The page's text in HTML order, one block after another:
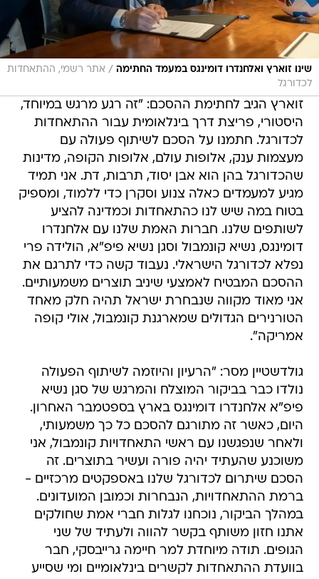
שינו זוארץ ואלחנדרו דומינגס במעמד החתימה / אתר רשמי, ההתאחדות
לכדורגל
זוארץ הגיב לחתימת ההסכם: "זה רגע מרגש במיוחד,
היסטורי, פריצת דרך בינלאומית עבור ההתאחדות
לכדורגל. חתמנו על הסכם לשיתוף פעולה עם
מעצמות ענק, אלופות עולם, אלופות הקופה, מדינות
שהכדורגל בהן הוא אבן יסוד, תרבות, דת. אני תמיד
מגיע למעמדים כאלה צנוע וסקרן כדי ללמוד, ומספיק
בטוח במה שיש לנו כהתאחדות וכמדינה להציע
לשותפים שלנו. חברות האמת שלנו עם אלחנדרו
דומינגס, נשיא קונמבול וסגן נשיא פיפ"א, הולידה פרי
נפלא לכדורגל הישראלי. נעבוד קשה כדי לתרגם את
ההסכם המבטיח לאמצעי שיניב תוצרים משמעותיים.
אני מאוד מקווה שנבחרת ישראל תהיה חלק מאחד
הטורנירים הגדולים שמארגנת קונמבול, אולי קופה
אמריקה".
גולדשטיין מסר: "הרעיון והיוזמה לשיתוף הפעולה
נולדו כבר בביקור המוצלח והמרגש של סגן נשיא
פיפ"א אלחנדרו דומינגס בארץ בספטמבר האחרון.
היום, כאשר זה מתורגם להסכם כל כך משמעותי,
ולאחר שנפגשנו עם ראשי התאחדויות קונמבול, אני
משוכנע שהעתיד יהיה פורה ועשיר בתוצרים. זה
הסכם שיתרום לכדורגל שלנו באספקטים מרכזיים -
ברמת ההתאחדויות, הנבחרות וכמובן המועדונים.
במהלך הביקור, נוכחנו לגלות חברי אמת שחולקים
אתנו חזון משותף בקשר להווה ולעתיד של שני
הגופים. תודה מיוחדת למר חיימה גרייבסקי, חבר
בוועדת ההתאחדות לקשרים בינלאומיים ומי שסייע